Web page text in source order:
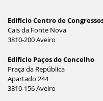
Edifício Centro de
Cais da Fonte Nova
3810-200 Aveiro
Edifício Paços do Concelho
Praça da República
Apartado 244
3810-156 Aveiro